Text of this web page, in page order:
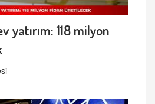
yatırım: 118 milyon